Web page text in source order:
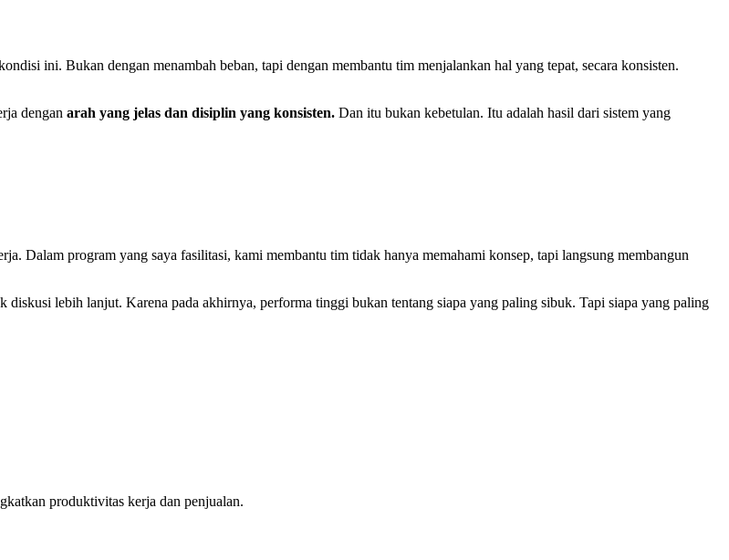
ini. Bukan dengan menambah beban, tapi dengan membantu tim menjalankan hal yang tepat, secara konsisten.
dengan arah yang jelas dan disiplin yang konsisten. Dan itu bukan kebetulan. Itu adalah hasil dari sistem yang
Dalam program yang saya fasilitasi, kami membantu tim tidak hanya memahami konsep, tapi langsung membangun
lebih lanjut. Karena pada akhirnya, performa tinggi bukan tentang siapa yang paling sibuk. Tapi siapa yang paling
produktivitas kerja dan penjualan.